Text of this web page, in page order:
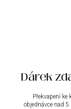
Dárek
Překvapení ke
objednávce nad